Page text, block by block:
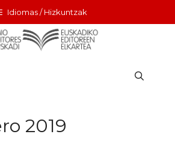
Idiomas / Hizkuntzak
2019